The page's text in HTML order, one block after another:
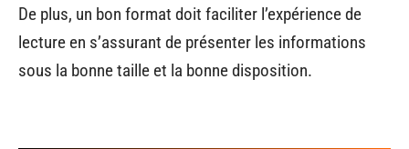
De plus, un bon format doit faciliter l’expérience de
lecture en s’assurant de présenter les informations
sous la bonne taille et la bonne disposition.